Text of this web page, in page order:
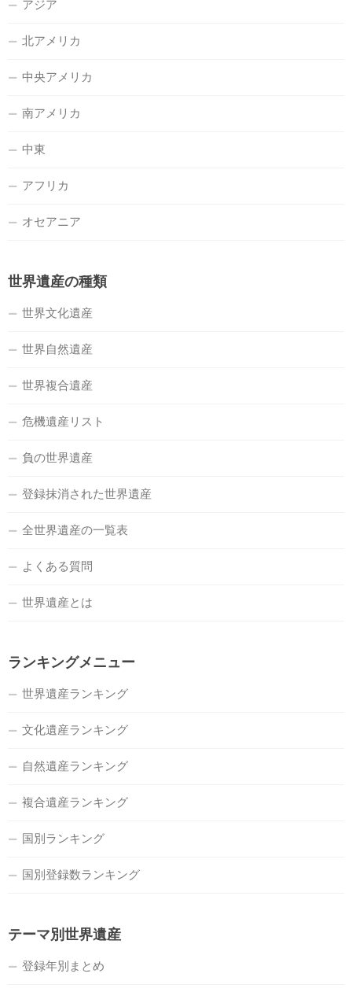
アジア
北アメリカ
中央アメリカ
南アメリカ
中東
アフリカ
オセアニア
世界遺産の種類
世界文化遺産
世界自然遺産
世界複合遺産
危機遺産リスト
負の世界遺産
登録抹消された世界遺産
全世界遺産の一覧表
よくある質問
世界遺産とは
ランキングメニュー
世界遺産ランキング
文化遺産ランキング
自然遺産ランキング
複合遺産ランキング
国別ランキング
国別登録数ランキング
テーマ別世界遺産
登録年別まとめ